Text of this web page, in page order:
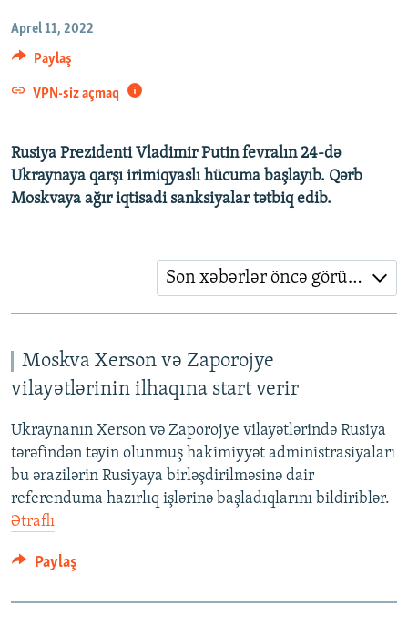
KARIKATURA
İSLAM VƏ DEMOKRATIYA
İZ - MƏDƏNIYYƏT PROQRAMI
PEŞƏ ETIKASI VƏ JURNALISTIKA STANDARTLARIMIZ
MATERIALLARIMIZDAN ISTIFADƏ
BIZIMLƏ ƏLAQƏ
XƏBƏR BÜLLETENLƏRIMIZ
BIZI IZLƏ
Aprel 11, 2022
Paylaş
VPN-siz açmaq
Rusiya Prezidenti Vladimir Putin fevralın 24-də
Ukraynaya qarşı irimiqyaslı hücuma başlayıb. Qərb
Moskvaya ağır iqtisadi sanksiyalar tətbiq edib.
Son xəbərlər öncə görünsün
Moskva Xerson və Zaporojye
vilayətlərinin ilhaqına start verir
Ukraynanın Xerson və Zaporojye vilayətlərində Rusiya
tərəfindən təyin olunmuş hakimiyyət administrasiyaları
bu ərazilərin Rusiyaya birləşdirilməsinə dair
referenduma hazırlıq işlərinə başladıqlarını bildiriblər.
Ətraflı
Paylaş